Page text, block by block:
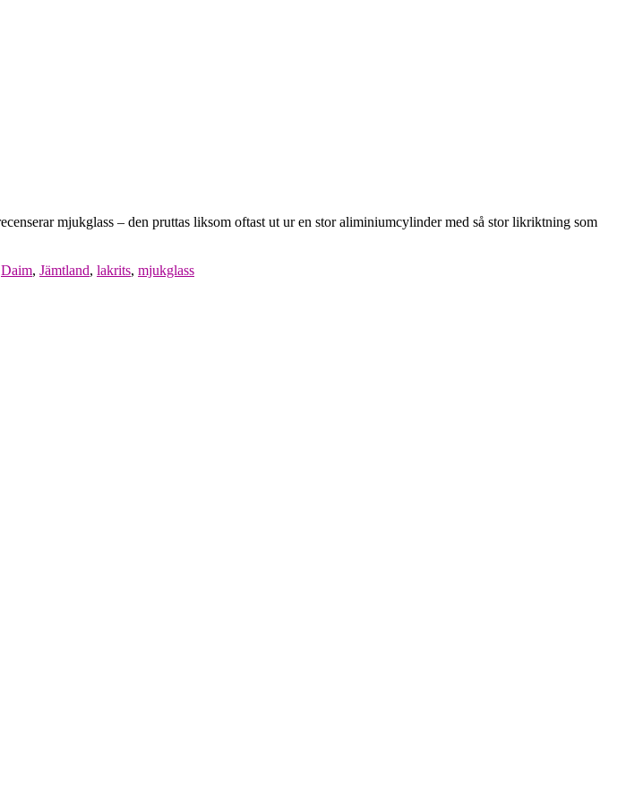
mjukglass – den pruttas liksom oftast ut ur en stor aliminiumcylinder med så stor likriktning som
Daim, Jämtland, lakrits, mjukglass